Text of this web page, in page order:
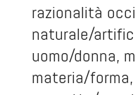
razionalità
naturale/
uomo/donna,
materia/